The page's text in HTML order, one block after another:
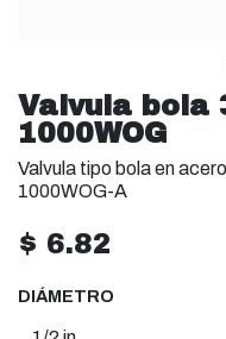
Valvula bola
1000WOG
Valvula tipo bola en
1000WOG-A
$ 6.82
DIÁMETRO